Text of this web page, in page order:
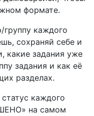
формате.
группу каждого
сохраняй себе и
какие задания уже
задания и как её
разделах.
каждого
на самом